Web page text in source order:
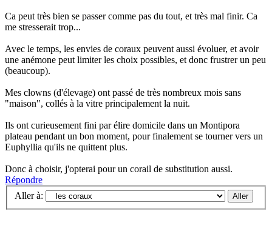
Ca peut très bien se passer comme pas du tout, et très mal finir. Ca
me stresserait trop...
Avec le temps, les envies de coraux peuvent aussi évoluer, et avoir
une anémone peut limiter les choix possibles, et donc frustrer un peu
(beaucoup).
Mes clowns (d'élevage) ont passé de très nombreux mois sans
"maison", collés à la vitre principalement la nuit.
Ils ont curieusement fini par élire domicile dans un Montipora
plateau pendant un bon moment, pour finalement se tourner vers un
Euphyllia qu'ils ne quittent plus.
Donc à choisir, j'opterai pour un corail de substitution aussi.
Répondre
Aller à: